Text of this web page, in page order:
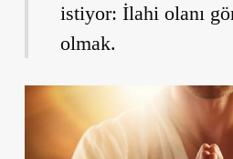
istiyor: İlahi olanı
olmak.